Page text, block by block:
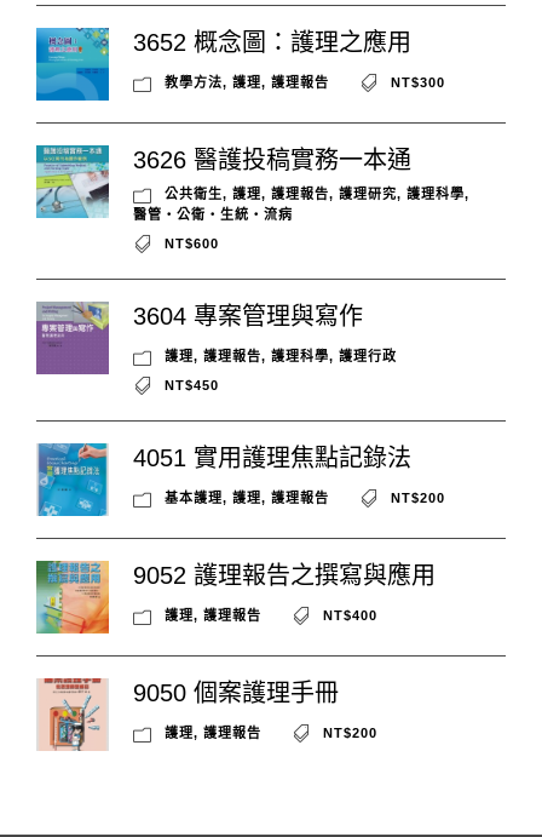
3652 概念圖：護理之應用
教學方法, 護理, 護理報告 NT$300
3626 醫護投稿實務一本通
公共衛生, 護理, 護理報告, 護理研究, 護理科學,
醫管‧公衛‧生統‧流病
NT$600
3604 專案管理與寫作
護理, 護理報告, 護理科學, 護理行政
NT$450
4051 實用護理焦點記錄法
基本護理, 護理, 護理報告 NT$200
9052 護理報告之撰寫與應用
護理, 護理報告 NT$400
9050 個案護理手冊
護理, 護理報告 NT$200